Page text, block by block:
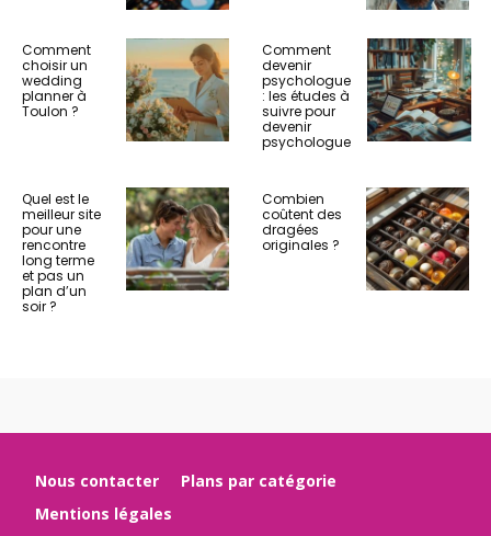
Comment
choisir un
wedding
planner à
Toulon ?
Comment
devenir
psychologue
: les études à
suivre pour
devenir
psychologue
Quel est le
meilleur site
pour une
rencontre
long terme
et pas un
plan d’un
soir ?
Combien
coûtent des
dragées
originales ?
Nous contacter
Plans par catégorie
Mentions légales